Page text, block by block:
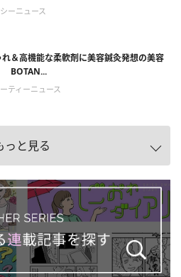
ーニュース
れ＆高機能な柔軟剤に美容鍼灸発想の美容
BOTAN...
ティーニュース
っと見る